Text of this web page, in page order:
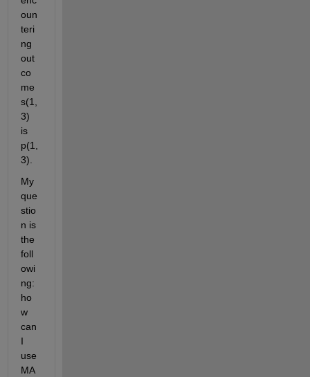
oun
teri
ng
out
co
me
s(1,
3)
is
p(1,
3).
My
que
stio
n is
the
foll
owi
ng:
ho
w
can
I
use
MA